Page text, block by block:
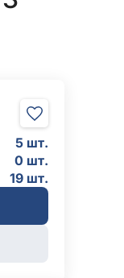
5 шт.
0 шт.
19 шт.